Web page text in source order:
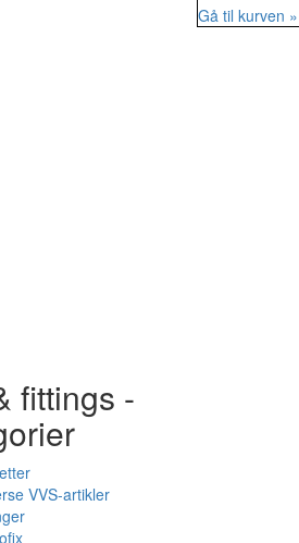
fittings -
VVS-artikler
Gå til kurven »